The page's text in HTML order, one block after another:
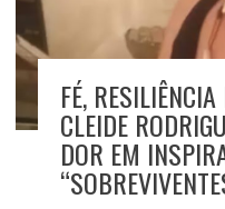
FÉ,
CLEIDE
DOR EM